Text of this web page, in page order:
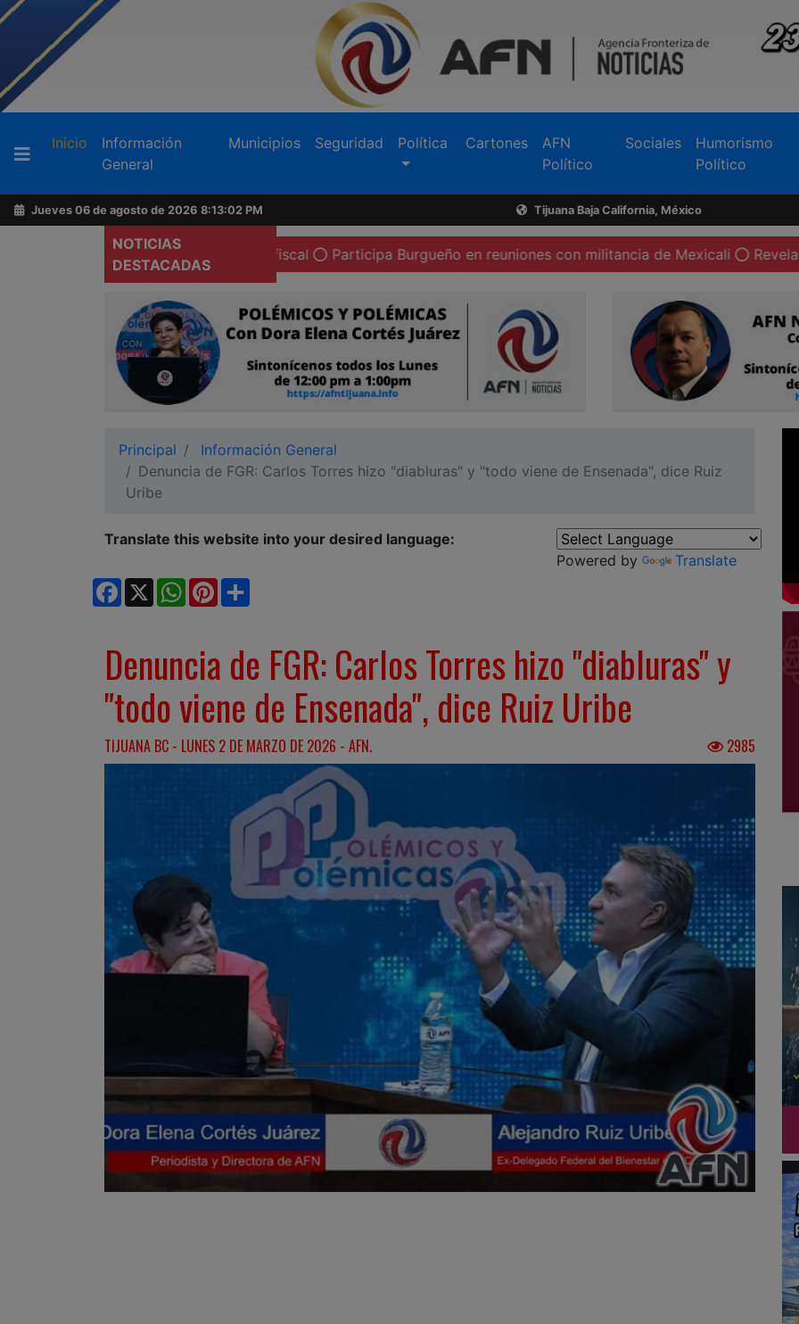
Inicio (current)
Información
General
Municipios Seguridad Política Cartones
AFN
Político
Sociales
Humorismo
Político
Jueves 06 de agosto de 2026 8:13:03 PM Tijuana Baja California, México
NOTICIAS
DESTACADAS
pide la renuncia de la fiscal Participa Burgueño en reuniones con militancia de Mexicali Revela el PAN de
Principal
Información General
Denuncia de FGR: Carlos Torres hizo "diabluras" y "todo viene de Ensenada", dice Ruiz
Uribe
Translate this website into your desired language:
Powered by
Translate
Facebook
X WhatsApp
Pinterest
Denuncia de FGR: Carlos Torres hizo "diabluras" y
"todo viene de Ensenada", dice Ruiz Uribe
TIJUANA BC - LUNES 2 DE MARZO DE 2026 - AFN. 2985
Buscador
Acerca
de